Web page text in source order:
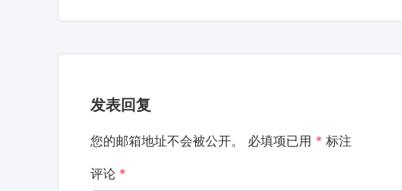
发表回复
您的邮箱地址不会被公开。 必填项已用 * 标注
评论 *